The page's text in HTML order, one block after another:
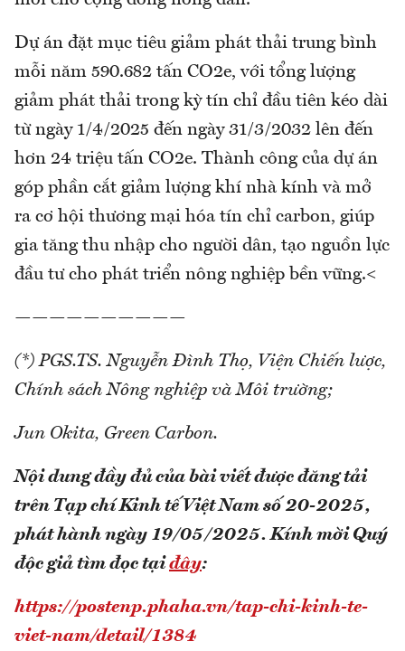
Dự án đặt mục tiêu giảm phát thải trung bình
mỗi năm 590.682 tấn CO2e, với tổng lượng
giảm phát thải trong kỳ tín chỉ đầu tiên kéo dài
từ ngày 1/4/2025 đến ngày 31/3/2032 lên đến
hơn 24 triệu tấn CO2e. Thành công của dự án
góp phần cắt giảm lượng khí nhà kính và mở
ra cơ hội thương mại hóa tín chỉ carbon, giúp
gia tăng thu nhập cho người dân, tạo nguồn lực
đầu tư cho phát triển nông nghiệp bền vững.<
——————————
(*) PGS.TS. Nguyễn Đình Thọ, Viện Chiến lược,
Chính sách Nông nghiệp và Môi trường;
Jun Okita, Green Carbon.
Nội dung đầy đủ của bài viết được đăng tải
trên Tạp chí Kinh tế Việt Nam số 20-2025,
phát hành ngày 19/05/2025. Kính mời Quý
độc giả tìm đọc tại đây:
https://postenp.phaha.vn/tap-chi-kinh-te-
viet-nam/detail/1384